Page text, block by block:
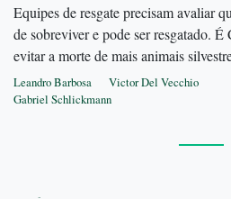
Equipes de resgate precisam avaliar
de sobreviver e pode ser resgatado.
evitar a morte de mais animais
Leandro Barbosa
Victor Del Vecchio
Gabriel Schlickmann